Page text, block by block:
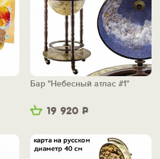
19 920 Р
Бар "Небесный атлас #1"